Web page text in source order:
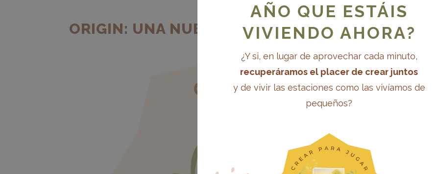
ORIGIN: UNA NUEVA MIRADA A LAS MATEMÁTICAS
EN LA INFANCIA
AÑO QUE ESTÁIS
VIVIENDO AHORA?
¿Y si, en lugar de aprovechar cada minuto,
recuperáramos el placer de crear juntos
y de vivir las estaciones como las vivíamos de
pequeños?